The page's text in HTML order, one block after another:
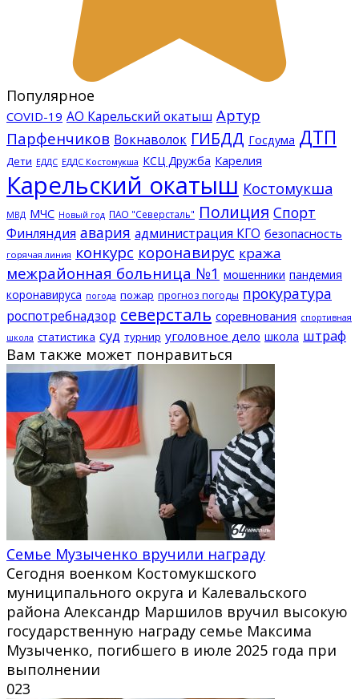
Популярное
COVID-19 АО Карельский окатыш Артур
Парфенчиков Вокнаволок ГИБДД Госдума ДТП
Дети ЕДДС ЕДДС Костомукша КСЦ Дружба Карелия
Карельский окатыш Костомукша
МВД МЧС Новый год ПАО "Северсталь" Полиция Спорт
Финляндия авария администрация КГО безопасность
горячая линия конкурс коронавирус кража
межрайонная больница №1 мошенники пандемия
коронавируса погода пожар прогноз погоды прокуратура
роспотребнадзор северсталь соревнования спортивная
школа статистика суд турнир уголовное дело школа штраф
Вам также может понравиться
Семье Музыченко вручили награду
Сегодня военком Костомукшского
муниципального округа и Калевальского
района Александр Маршилов вручил высокую
государственную награду семье Максима
Музыченко, погибшего в июле 2025 года при
выполнении
023